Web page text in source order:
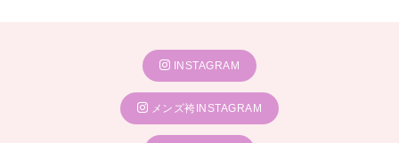
INSTAGRAM
メンズ袴INSTAGRAM